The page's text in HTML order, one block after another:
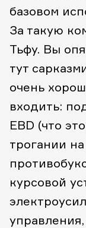
базовом
За такую
Тьфу. Вы
тут
очень
входить:
EBD (что
трогании
курсовой